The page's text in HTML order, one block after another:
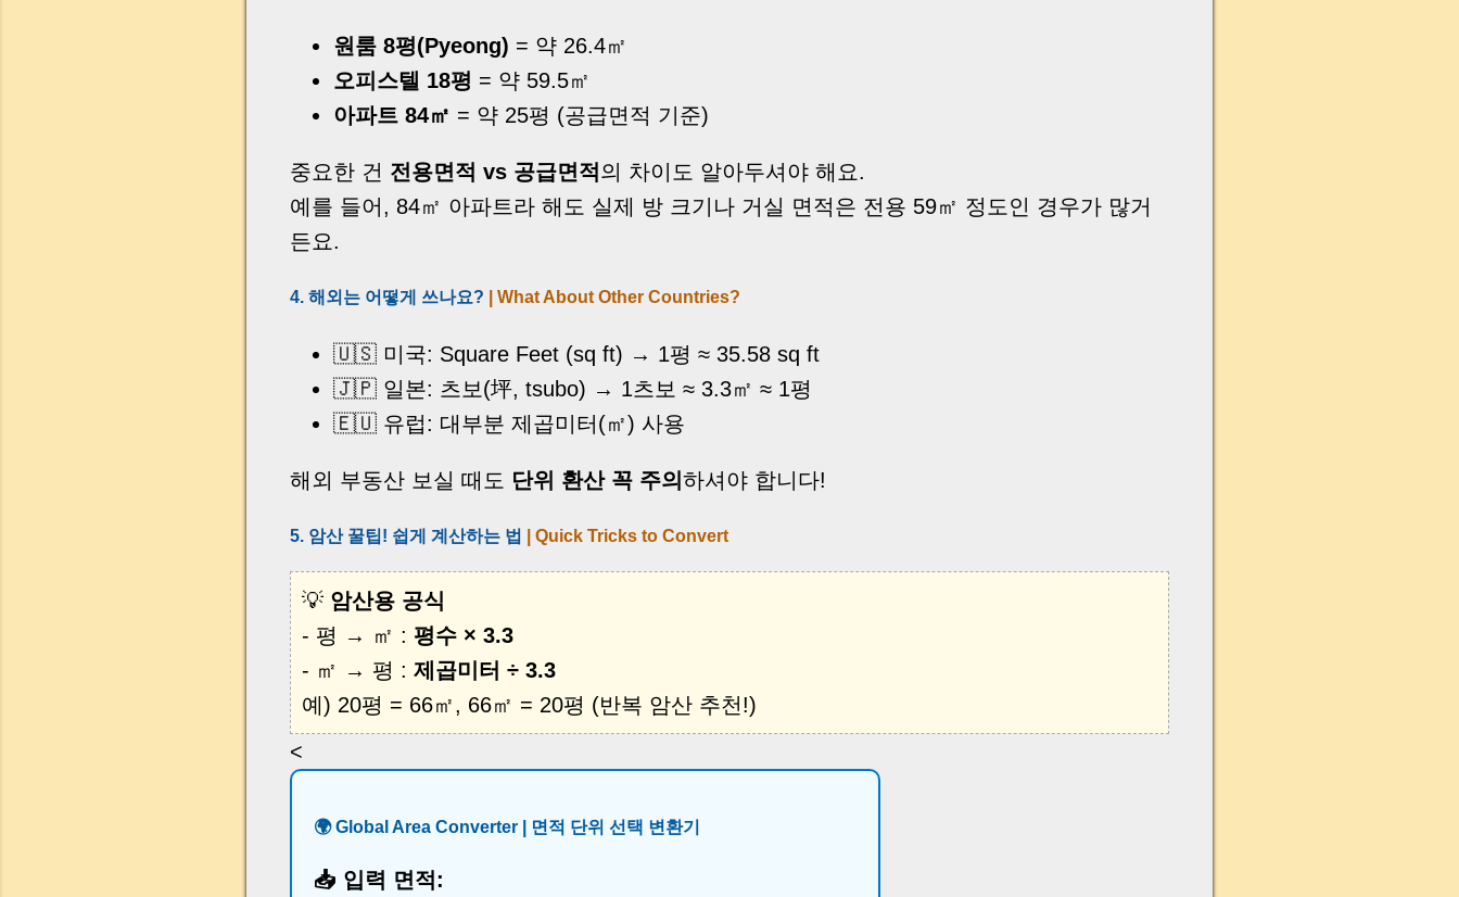
원룸 8평(Pyeong) = 약 26.4㎡
오피스텔 18평 = 약 59.5㎡
아파트 84㎡ = 약 25평 (공급면적 기준)
중요한 건 전용면적 vs 공급면적의 차이도 알아두셔야 해요.
예를 들어, 84㎡ 아파트라 해도 실제 방 크기나 거실 면적은 전용 59㎡ 정도인 경우가 많거
든요.
4. 해외는 어떻게 쓰나요? | What About Other Countries?
🇺🇸 미국: Square Feet (sq ft) → 1평 ≈ 35.58 sq ft
🇯🇵 일본: 츠보(坪, tsubo) → 1츠보 ≈ 3.3㎡ ≈ 1평
🇪🇺 유럽: 대부분 제곱미터(㎡) 사용
해외 부동산 보실 때도 단위 환산 꼭 주의 하셔야 합니다!
5. 암산 꿀팁! 쉽게 계산하는 법 | Quick Tricks to Convert
💡 암산용 공식
- 평 → ㎡ : 평수 × 3.3
- ㎡ → 평 : 제곱미터 ÷ 3.3
예) 20평 = 66㎡, 66㎡ = 20평 (반복 암산 추천!)
<
🌍 Global Area Converter | 면적 단위 선택 변환기
📥 입력 면적: